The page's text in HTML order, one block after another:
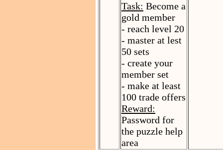
Task: Become a
gold member
- reach level 20
- master at lest
50 sets
- create your
member set
- make at least
100 trade offers
Reward:
Password for
the puzzle help
area